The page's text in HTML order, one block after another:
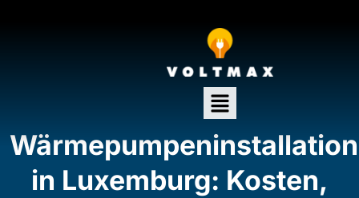
Wärmepumpeninstallation
in Luxemburg: Kosten,